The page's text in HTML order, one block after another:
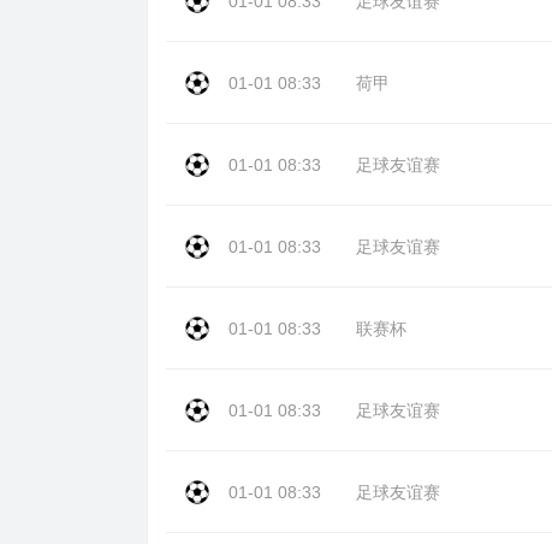
01-01 08:33 荷甲
01-01 08:33 足球友谊赛
01-01 08:33 足球友谊赛
01-01 08:33 联赛杯
01-01 08:33 足球友谊赛
01-01 08:33 足球友谊赛